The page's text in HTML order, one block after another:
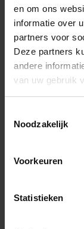
en om ons
informatie over
partners voor
Deze partners
andere
van uw gebruik
Noodzakelijk
Voorkeuren
Statistieken